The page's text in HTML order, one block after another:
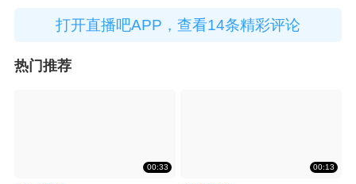
打开直播吧APP，查看14条精彩评论
热门推荐
00:33 00:13